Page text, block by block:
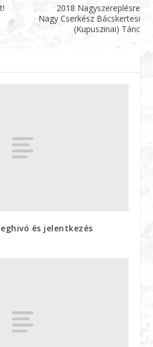
2018 Nagyszereplésre
Nagy Cserkész Bácskertesi
(Kupuszinai) Tánc
és jelentkezés